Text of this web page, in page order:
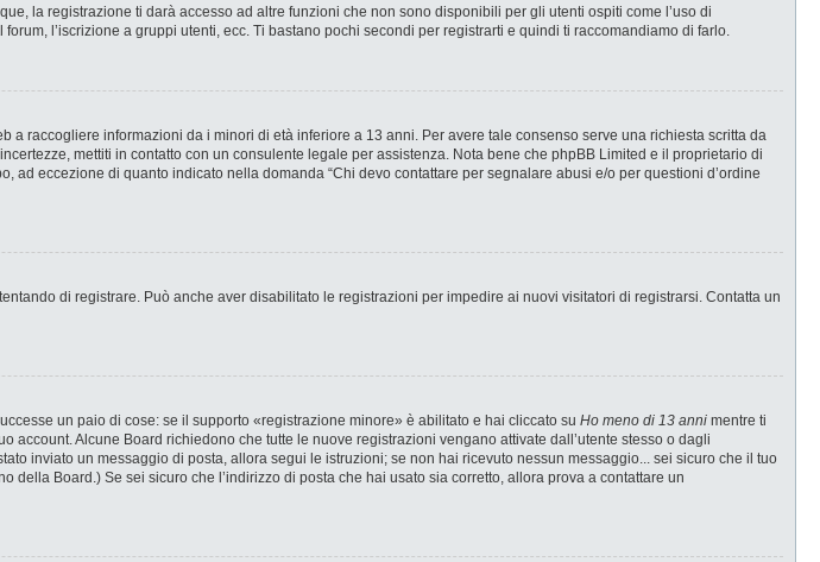
la registrazione ti darà accesso ad altre funzioni che non sono disponibili per gli utenti ospiti come l’uso di
l’iscrizione a gruppi utenti, ecc. Ti bastano pochi secondi per registrarti e quindi ti raccomandiamo di farlo.
raccogliere informazioni da i minori di età inferiore a 13 anni. Per avere tale consenso serve una richiesta scritta da
mettiti in contatto con un consulente legale per assistenza. Nota bene che phpBB Limited e il proprietario di
eccezione di quanto indicato nella domanda “Chi devo contattare per segnalare abusi e/o per questioni d’ordine
di registrare. Può anche aver disabilitato le registrazioni per impedire ai nuovi visitatori di registrarsi. Contatta un
un paio di cose: se il supporto «registrazione minore» è abilitato e hai cliccato su Ho meno di 13 anni mentre ti
Alcune Board richiedono che tutte le nuove registrazioni vengano attivate dall’utente stesso o dagli
inviato un messaggio di posta, allora segui le istruzioni; se non hai ricevuto nessun messaggio... sei sicuro che il tuo
Board.) Se sei sicuro che l’indirizzo di posta che hai usato sia corretto, allora prova a contattare un